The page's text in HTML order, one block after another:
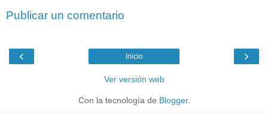
Publicar un comentario
‹ ›
Inicio
Ver versión web
Con la tecnología de Blogger.